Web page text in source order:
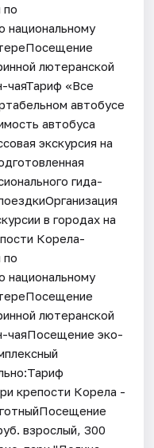
по
национальному
лютеранской
чаяТариф «Все
автобусе
автобуса
экскурсия на
гида-
в городах на
Корела-
по
национальному
лютеранской
чаяПосещение эко-
крепости Корела -
взрослый, 300